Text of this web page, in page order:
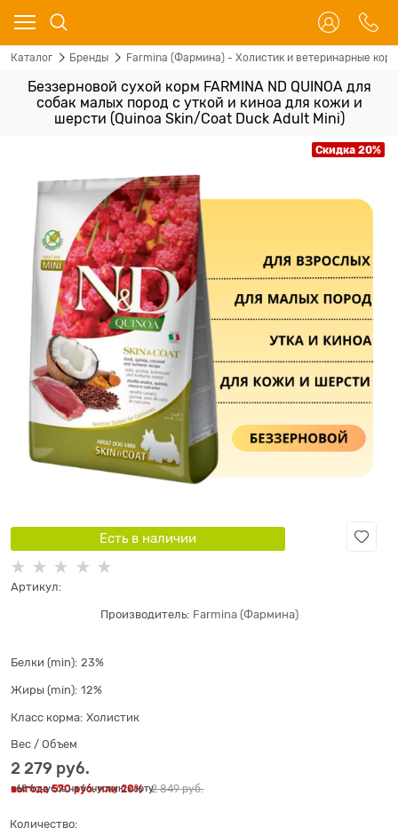
Каталог Бренды Farmina (Фармина) - Холистик и ветеринарные
Беззерновой cухой корм FARMINA ND QUINOA для
собак малых пород с уткой и киноа для кожи и
шерсти (Quinoa Skin/Coat Duck Adult Mini)
Скидка 20%
Есть в наличии
Артикул:
Производитель: Farmina (Фармина)
Белки (min): 23%
Жиры (min): 12%
Класс корма: Холистик
Вес / Объем
2 849 руб.
2 279 руб.
выгода570 руб.или20%
+68 бонусов на бонусную карту
Количество: